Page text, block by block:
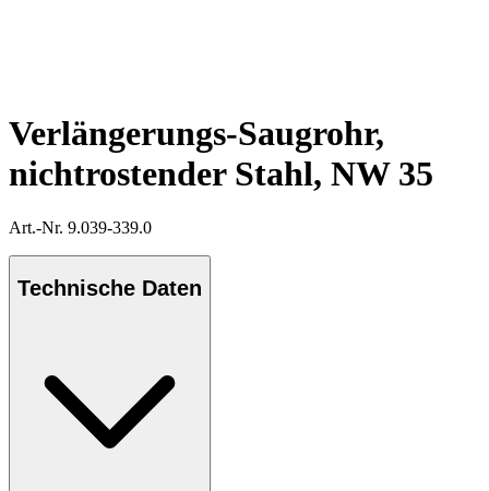
Verlängerungs-Saugrohr,
nichtrostender Stahl, NW 35
Art.-Nr. 9.039-339.0
Technische Daten